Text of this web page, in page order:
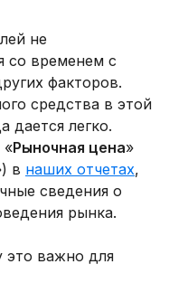
не
со временем с
факторов.
средства в этой
дается легко.
«Рыночная цена»
в наших отчетах,
сведения о
рынка.
это важно для